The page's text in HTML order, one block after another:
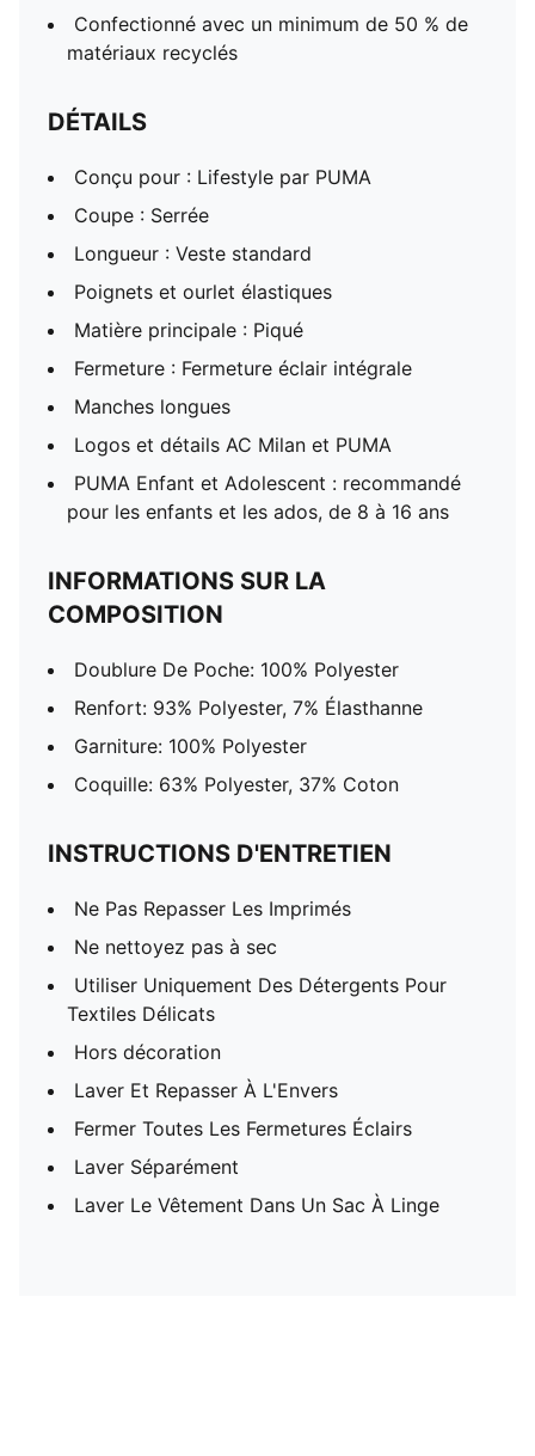
Confectionné avec un minimum de 50 % de
matériaux recyclés
DÉTAILS
Conçu pour : Lifestyle par PUMA
Coupe : Serrée
Longueur : Veste standard
Poignets et ourlet élastiques
Matière principale : Piqué
Fermeture : Fermeture éclair intégrale
Manches longues
Logos et détails AC Milan et PUMA
PUMA Enfant et Adolescent : recommandé
pour les enfants et les ados, de 8 à 16 ans
INFORMATIONS SUR LA
COMPOSITION
Doublure De Poche: 100% Polyester
Renfort: 93% Polyester, 7% Élasthanne
Garniture: 100% Polyester
Coquille: 63% Polyester, 37% Coton
INSTRUCTIONS D'ENTRETIEN
Ne Pas Repasser Les Imprimés
Ne nettoyez pas à sec
Utiliser Uniquement Des Détergents Pour
Textiles Délicats
Hors décoration
Laver Et Repasser À L'Envers
Fermer Toutes Les Fermetures Éclairs
Laver Séparément
Laver Le Vêtement Dans Un Sac À Linge